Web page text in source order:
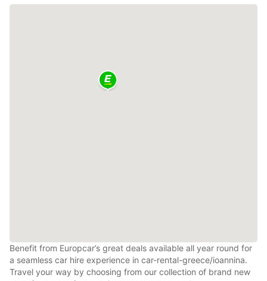
Benefit from Europcar’s great deals available all year round for
a seamless car hire experience in car-rental-greece/ioannina.
Travel your way by choosing from our collection of brand new